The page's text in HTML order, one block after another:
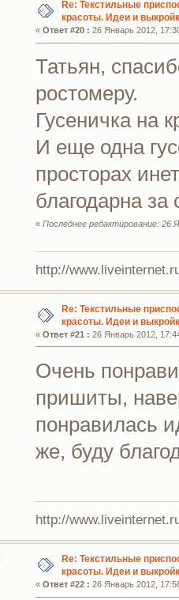
Re: Текстильные
красоты. Идеи и
«Ответ #20 : 26 Январь 2012,
Татьян,
ростомеру.
Гусеничка на
И еще одна
просторах
благодарна за
«Последнее редактирование: 26
http://
Re: Текстильные
красоты. Идеи и
«Ответ #21 : 26 Январь 2012,
Очень
пришиты,
понравилась
же, буду
http://
Re: Текстильные
красоты. Идеи и
«Ответ #22 : 26 Январь 2012,